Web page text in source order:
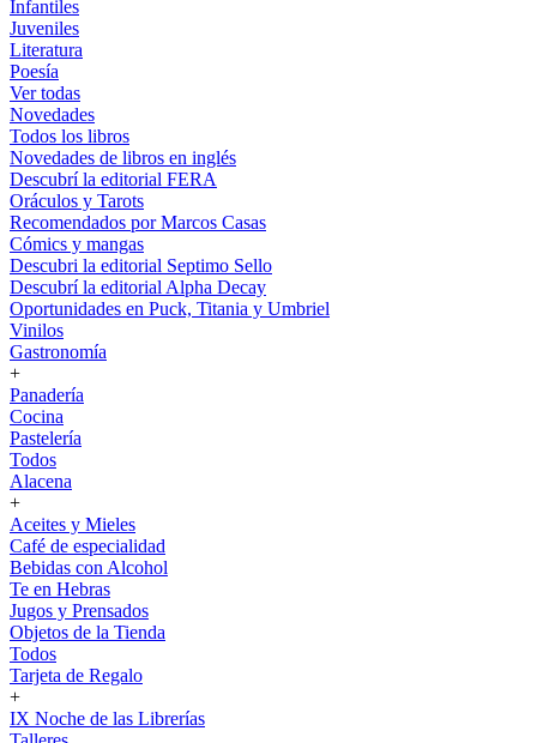
Infantiles
Juveniles
Literatura
Poesía
Ver todas
Novedades
Todos los libros
Novedades de libros en inglés
Descubrí la editorial FERA
Oráculos y Tarots
Recomendados por Marcos Casas
Cómics y mangas
Descubri la editorial Septimo Sello
Descubrí la editorial Alpha Decay
Oportunidades en Puck, Titania y Umbriel
Vinilos
Gastronomía
+
Panadería
Cocina
Pastelería
Todos
Alacena
+
Aceites y Mieles
Café de especialidad
Bebidas con Alcohol
Te en Hebras
Jugos y Prensados
Objetos de la Tienda
Todos
Tarjeta de Regalo
+
IX Noche de las Librerías